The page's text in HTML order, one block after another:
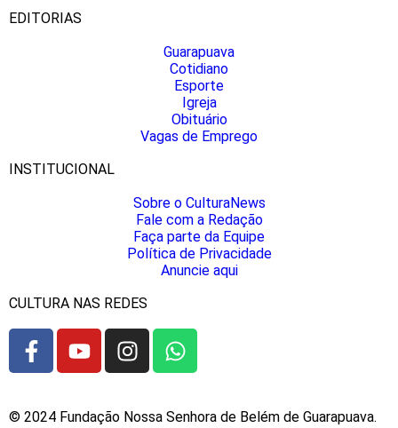
EDITORIAS
Guarapuava
Cotidiano
Esporte
Igreja
Obituário
Vagas de Emprego
INSTITUCIONAL
Sobre o CulturaNews
Fale com a Redação
Faça parte da Equipe
Política de Privacidade
Anuncie aqui
CULTURA NAS REDES
© 2024 Fundação Nossa Senhora de Belém de Guarapuava.